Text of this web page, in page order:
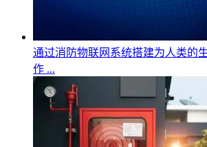
通过消防物联网系统搭建为人类的
作 ...